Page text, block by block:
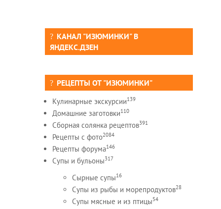
КАНАЛ "ИЗЮМИНКИ" В
ЯНДЕКС.ДЗЕН
РЕЦЕПТЫ ОТ "ИЗЮМИНКИ"
Кулинарные экскурсии139
Домашние заготовки110
Сборная солянка рецептов391
Рецепты c фото2084
Рецепты форума146
Супы и бульоны317
Сырные супы16
Супы из рыбы и морепродуктов28
Супы мясные и из птицы54